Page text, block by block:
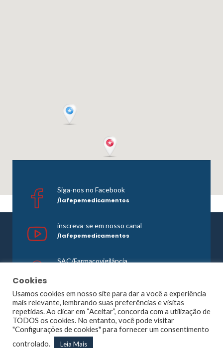
Siga-nos no Facebook
/lafepemedicamentos
inscreva-se em nosso canal
/lafepemedicamentos
SAC/Farmacovigilância
©1965 - 2026 Todos os direitos reservados. Lafepe |
Wordpress Optimized byAgência Planner
Largo de Dois Irmãos, 1117, Dois Irmãos – Recife – PE |
Cookies
Usamos cookies em nosso site para dar a você a experiência
mais relevante, lembrando suas preferências e visitas
repetidas. Ao clicar em “Aceitar”, concorda com a utilização de
TODOS os cookies. No entanto, você pode visitar
"Configurações de cookies" para fornecer um consentimento
controlado.
Leia Mais